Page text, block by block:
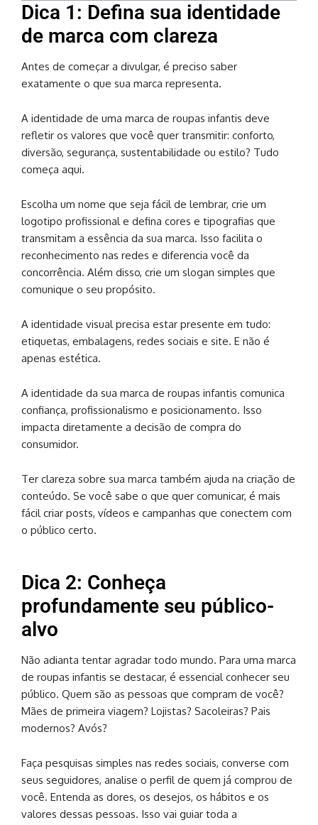
Dica 1: Defina sua identidade
de marca com clareza
Antes de começar a divulgar, é preciso saber
exatamente o que sua marca representa.
A identidade de uma marca de roupas infantis deve
refletir os valores que você quer transmitir: conforto,
diversão, segurança, sustentabilidade ou estilo? Tudo
começa aqui.
Escolha um nome que seja fácil de lembrar, crie um
logotipo profissional e defina cores e tipografias que
transmitam a essência da sua marca. Isso facilita o
reconhecimento nas redes e diferencia você da
concorrência. Além disso, crie um slogan simples que
comunique o seu propósito.
A identidade visual precisa estar presente em tudo:
etiquetas, embalagens, redes sociais e site. E não é
apenas estética.
A identidade da sua marca de roupas infantis comunica
confiança, profissionalismo e posicionamento. Isso
impacta diretamente a decisão de compra do
consumidor.
Ter clareza sobre sua marca também ajuda na criação de
conteúdo. Se você sabe o que quer comunicar, é mais
fácil criar posts, vídeos e campanhas que conectem com
o público certo.
Dica 2: Conheça
profundamente seu público-
alvo
Não adianta tentar agradar todo mundo. Para uma marca
de roupas infantis se destacar, é essencial conhecer seu
público. Quem são as pessoas que compram de você?
Mães de primeira viagem? Lojistas? Sacoleiras? Pais
modernos? Avós?
Faça pesquisas simples nas redes sociais, converse com
seus seguidores, analise o perfil de quem já comprou de
você. Entenda as dores, os desejos, os hábitos e os
valores dessas pessoas. Isso vai guiar toda a